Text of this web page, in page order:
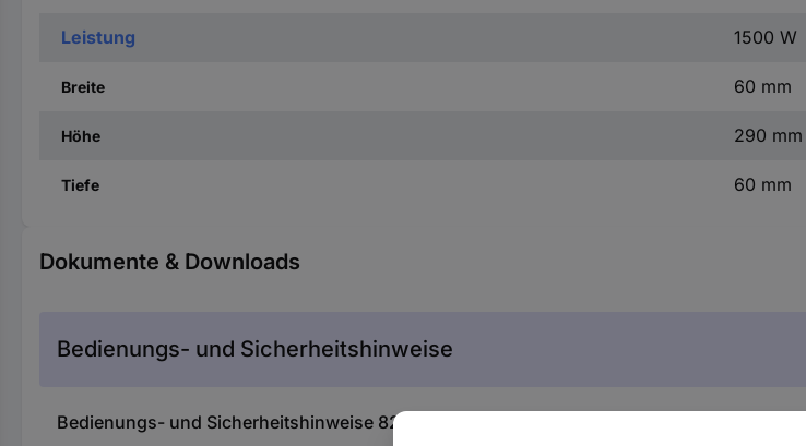
Leistung 1500 W
Breite 60 mm
Höhe 290 mm
Tiefe 60 mm
Dokumente & Downloads
Bedienungs- und Sicherheitshinweise
Bedienungs- und Sicherheitshinweise 827343 Rommelsbacher TS1502 Tauchsieder Rot